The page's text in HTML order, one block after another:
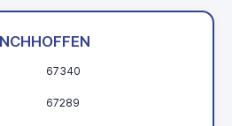
67340
67289